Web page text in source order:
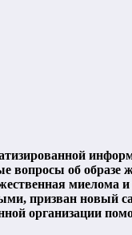
вопросы об образе
миелома
призван новый
организации